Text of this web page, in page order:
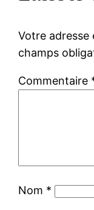
Votre adresse
champs
Commentaire
Nom *